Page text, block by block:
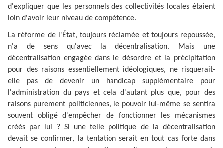
d'expliquer que les personnels des collectivités locales étaient
loin d'avoir leur niveau de compétence.
La réforme de l'État, toujours réclamée et toujours repoussée,
n'a de sens qu'avec la décentralisation. Mais une
décentralisation engagée dans le désordre et la précipitation
pour des raisons essentiellement idéologiques, ne risquerait-
elle pas de devenir un handicap supplémentaire pour
l'administration du pays et cela d'autant plus que, pour des
raisons purement politiciennes, le pouvoir lui-même se sentira
souvent obligé d'empêcher de fonctionner les mécanismes
créés par lui ? Si une telle politique de la décentralisation
devait se confirmer, la tentation serait en tout cas forte dans